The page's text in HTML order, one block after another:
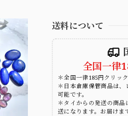
送料について
全国一律
＊全国一律185円クリッ
＊日本倉庫保管商品は、
可能です。
＊タイからの発送の商品
送になります。お届けま